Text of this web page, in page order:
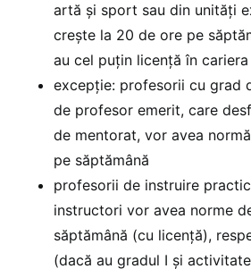
artă și sport sau din unități
crește la 20 de ore pe
au cel puțin licență în
excepție: profesorii cu grad
de profesor emerit, care
de mentorat, vor avea
pe săptămână
profesorii de instruire
instructori vor avea norme
săptămână (cu licență),
(dacă au gradul I și